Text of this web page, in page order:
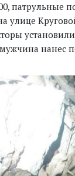
патрульные
улице
нанес